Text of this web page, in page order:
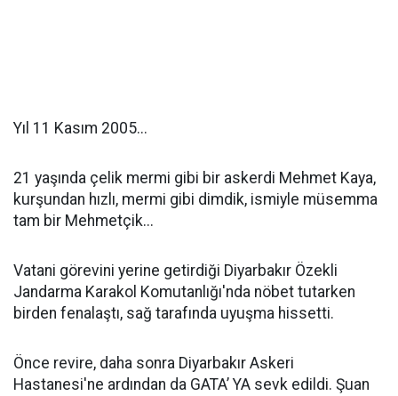
Yıl 11 Kasım 2005...
21 yaşında çelik mermi gibi bir askerdi Mehmet Kaya,
kurşundan hızlı, mermi gibi dimdik, ismiyle müsemma
tam bir Mehmetçik...
Vatani görevini yerine getirdiği Diyarbakır Özekli
Jandarma Karakol Komutanlığı'nda nöbet tutarken
birden fenalaştı, sağ tarafında uyuşma hissetti.
Önce revire, daha sonra Diyarbakır Askeri
Hastanesi'ne ardından da GATA’ YA sevk edildi. Şuan